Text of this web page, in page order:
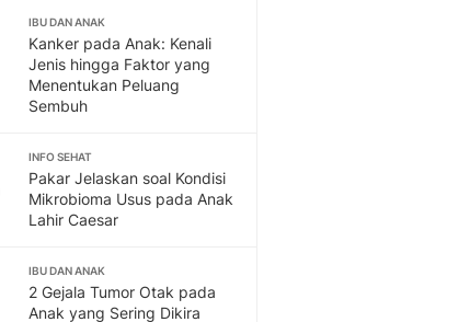
IBU DAN ANAK
Kanker pada Anak: Kenali
Jenis hingga Faktor yang
Menentukan Peluang
Sembuh
INFO SEHAT
Pakar Jelaskan soal Kondisi
Mikrobioma Usus pada Anak
Lahir Caesar
IBU DAN ANAK
2 Gejala Tumor Otak pada
Anak yang Sering Dikira